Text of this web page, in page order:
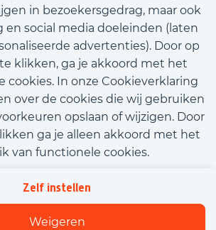
in bezoekersgedrag, maar ook
en social media doeleinden (laten
advertenties). Door op
te klikken, ga je akkoord met het
cookies. In onze Cookieverklaring
over de cookies die wij gebruiken
opslaan of wijzigen. Door
ga je alleen akkoord met het
van functionele cookies.
Zelf instellen
Weigeren
action bij meer vacatures
in contact
Cookies